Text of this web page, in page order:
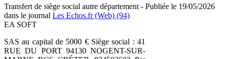
Transfert de siège social autre département - Publiée le 19/05/2026
dans le journal Les Echos.fr (Web) (94)
EA SOFT
SAS au capital de 5000 € Siège social : 41
RUE DU PORT 94130 NOGENT-SUR-